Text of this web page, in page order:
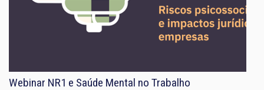
Webinar NR1 e Saúde Mental no Trabalho